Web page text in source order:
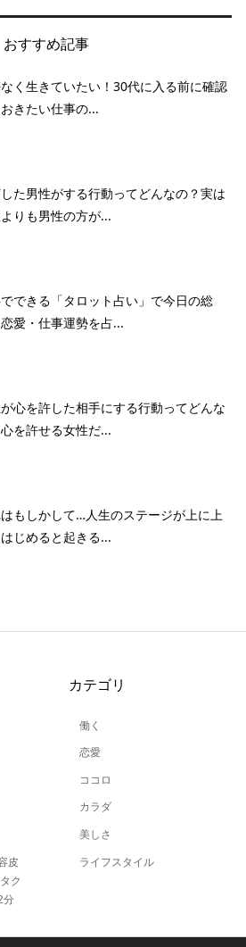
おすすめ記事
く生きていたい！30代に入る前に確認
きたい仕事の...
た男性がする行動ってどんなの？実は
りも男性の方が...
できる「タロット占い」で今日の総
愛・仕事運勢を占...
心を許した相手にする行動ってどんな
を許せる女性だ...
もしかして…人生のステージが上に上
じめると起きる...
皮
ク
分
カテゴリ
働く
恋愛
ココロ
カラダ
美しさ
ライフスタイル